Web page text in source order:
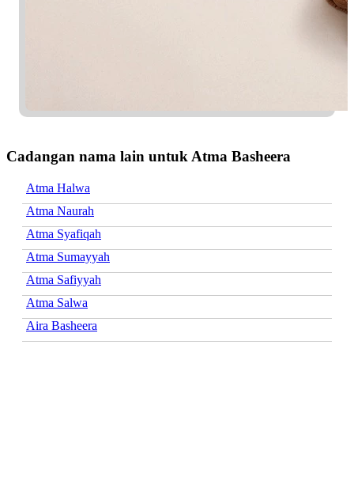
Cadangan nama lain untuk Atma Basheera
Atma Halwa
Atma Naurah
Atma Syafiqah
Atma Sumayyah
Atma Safiyyah
Atma Salwa
Aira Basheera